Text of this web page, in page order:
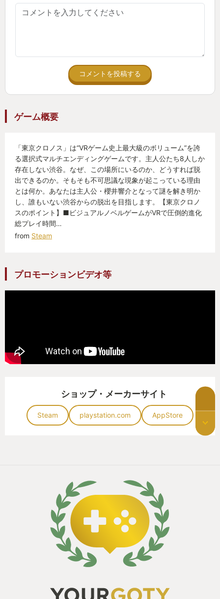
コメントを投稿する
ゲーム概要
「東京クロノス」は“VRゲーム史上最大級のボリューム”を誇
る選択式マルチエンディングゲームです。主人公たち8人しか
存在しない渋谷。なぜ、この場所にいるのか、どうすれば脱
出できるのか。そもそも不可思議な現象が起こっている理由
とは何か。あなたは主人公・櫻井響介となって謎を解き明か
し、誰もいない渋谷からの脱出を目指します。【東京クロノ
スのポイント】■ビジュアルノベルゲームがVRで圧倒的進化
総プレイ時間…
from Steam
プロモーションビデオ等
ショップ・メーカーサイト
Steam playstation.com AppStore